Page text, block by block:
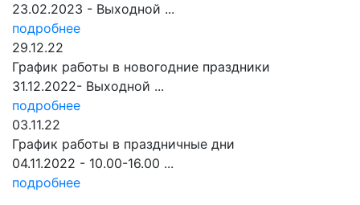
23.02.2023 - Выходной ...
подробнее
29.12.22
График работы в новогодние праздники
31.12.2022- Выходной ...
подробнее
03.11.22
График работы в праздничные дни
04.11.2022 - 10.00-16.00 ...
подробнее